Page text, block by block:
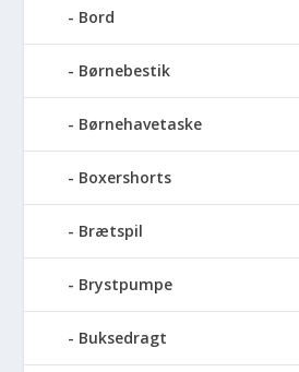
Bord
Børnebestik
Børnehavetaske
Boxershorts
Brætspil
Brystpumpe
Buksedragt